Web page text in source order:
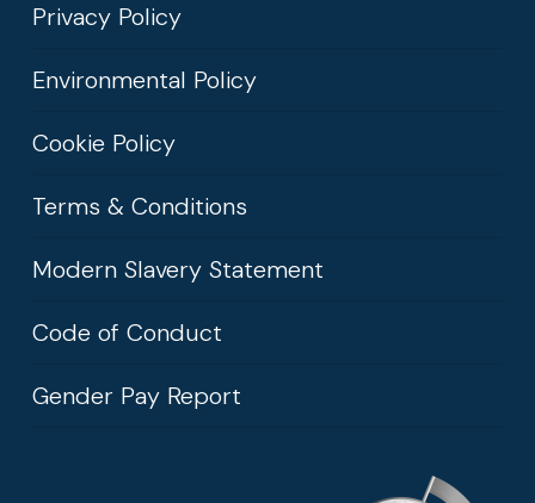
Privacy Policy
Environmental Policy
Cookie Policy
Terms & Conditions
Modern Slavery Statement
Code of Conduct
Gender Pay Report